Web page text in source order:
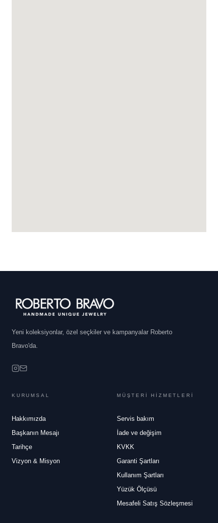
Yeni koleksiyonlar, özel seçkiler ve kampanyalar Roberto
Bravo'da.
KURUMSAL
Hakkımızda
Başkanın Mesajı
Tarihçe
Vizyon & Misyon
MÜŞTERİ HİZMETLERİ
Servis bakım
İade ve değişim
KVKK
Garanti Şartları
Kullanım Şartları
Yüzük Ölçüsü
Mesafeli Satış Sözleşmesi